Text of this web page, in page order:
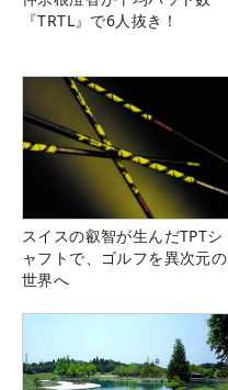
『TRTL』で6人抜き！
スイスの叡智が生んだTPTシ
ャフトで、ゴルフを異次元の
世界へ